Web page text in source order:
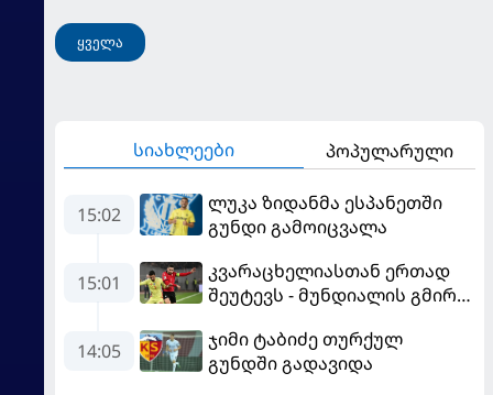
ყველა
სიახლეები პოპულარული
15:02
ლუკა ზიდანმა ესპანეთში
გუნდი გამოიცვალა
15:01
კვარაცხელიასთან ერთად
შეუტევს - მუნდიალის გმირი
გახდება
14:05
ჯიმი ტაბიძე თურქულ
გუნდში გადავიდა